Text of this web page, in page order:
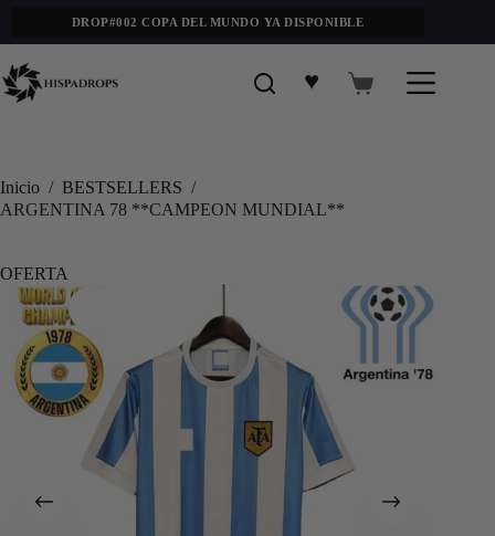
DROP#002 COPA DEL MUNDO YA DISPONIBLE
♥
Inicio / BESTSELLERS /
ARGENTINA 78 **CAMPEON MUNDIAL**
OFERTA